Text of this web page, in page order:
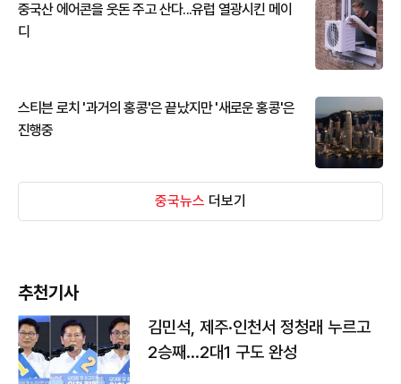
중국산 에어콘을 웃돈 주고 산다...유럽 열광시킨 메이
디
스티븐 로치 '과거의 홍콩'은 끝났지만 '새로운 홍콩'은
진행중
중국뉴스 더보기
추천기사
김민석, 제주·인천서 정청래 누르고
2승째…2대1 구도 완성